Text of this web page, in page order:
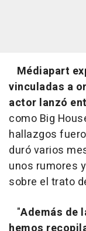
Médiapart
vinculadas a
actor lanzó
como Big
hallazgos
duró varios
unos rumores
sobre el trato
"Además de